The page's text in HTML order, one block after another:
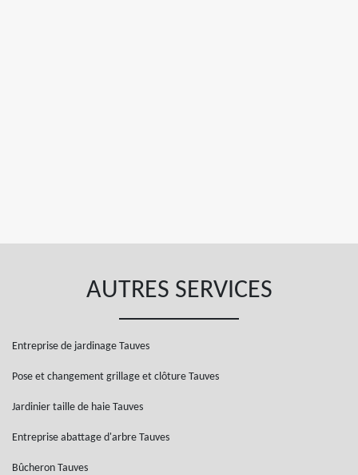
AUTRES SERVICES
Entreprise de jardinage Tauves
Pose et changement grillage et clôture Tauves
Jardinier taille de haie Tauves
Entreprise abattage d'arbre Tauves
Bûcheron Tauves